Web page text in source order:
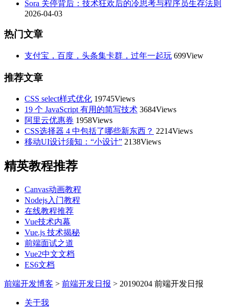
Sora 关停背后：技术狂欢后的冷思考与程序员生存法则
2026-04-03
热门文章
支付宝，百度，头条集卡群，过年一起玩 699View
推荐文章
CSS select样式优化 19745Views
19 个 JavaScript 有用的简写技术 3684Views
阿里云优惠券 1958Views
CSS选择器 4 中包括了哪些新东西？ 2214Views
移动UI设计须知：“小设计” 2138Views
精英教程推荐
Canvas动画教程
Nodejs入门教程
在线教程推荐
Vue技术内幕
Vue.js 技术揭秘
前端面试之道
Vue2中文文档
ES6文档
前端开发博客 > 前端开发日报 > 20190204 前端开发日报
关于我